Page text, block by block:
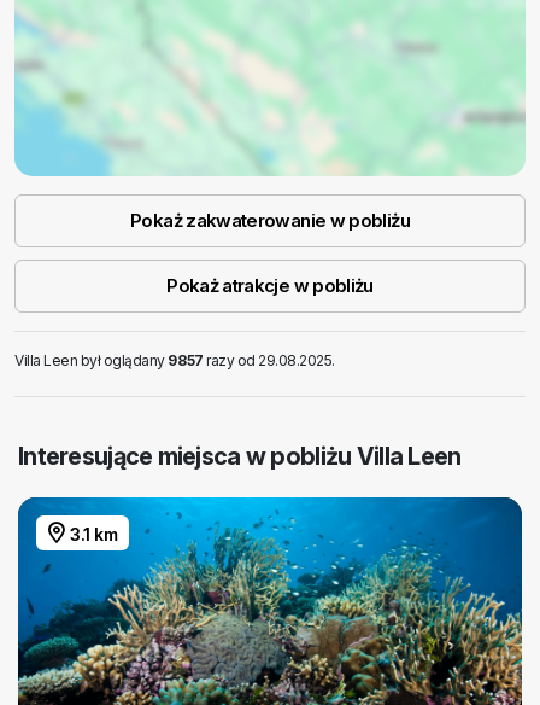
Pokaż zakwaterowanie w pobliżu
Pokaż atrakcje w pobliżu
Villa Leen był oglądany 9857 razy od 29.08.2025.
Interesujące miejsca w pobliżu Villa Leen
3.1 km